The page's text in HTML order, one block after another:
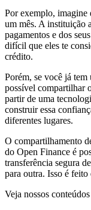
Por exemplo, imagine
um mês. A instituição
pagamentos e dos
difícil que eles te
crédito.
Porém, se você já
possível compartilhar
partir de uma
construir essa
diferentes lugares.
O compartilhamento
do Open Finance é
transferência segura
para outra. Isso é
Veja nossos